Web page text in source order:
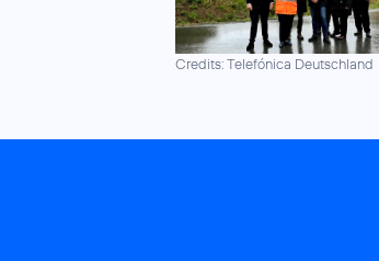
Credits: Telefónica Deutschland